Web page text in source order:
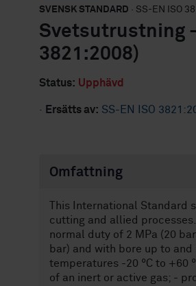
SVENSK STANDARD · SS-EN ISO
Svetsutrustning
3821:2008)
Status: Upphävd
· Ersätts av: SS-EN ISO
Omfattning
This International Standard
cutting and allied
normal duty of 2 MPa (20
bar) and with bore up to
temperatures -20 °C to +60
of an inert or active gas; -